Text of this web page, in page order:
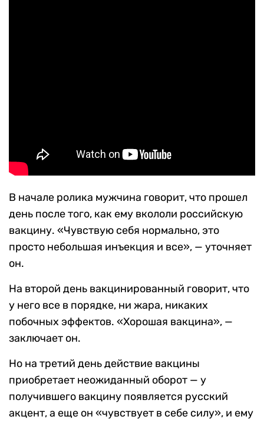
В начале ролика мужчина говорит, что прошел
день после того, как ему вкололи российскую
вакцину. «Чувствую себя нормально, это
просто небольшая инъекция и все», — уточняет
он.
На второй день вакцинированный говорит, что
у него все в порядке, ни жара, никаких
побочных эффектов. «Хорошая вакцина», —
заключает он.
Но на третий день действие вакцины
приобретает неожиданный оборот — у
получившего вакцину появляется русский
акцент, а еще он «чувствует в себе силу», и ему